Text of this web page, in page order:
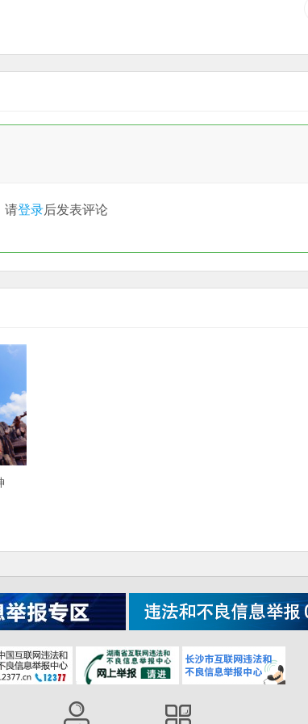
请登录后发表评论